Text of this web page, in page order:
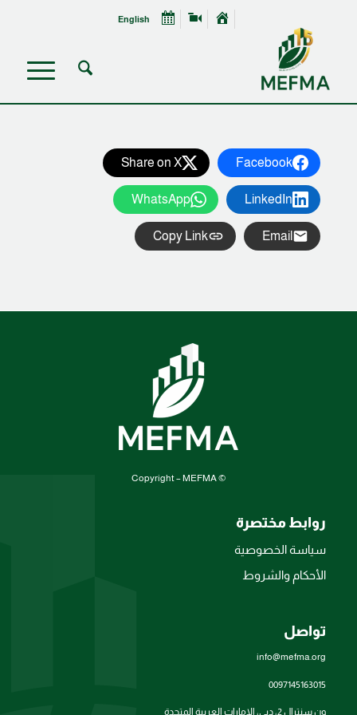
English
Facebook
Share on X
LinkedIn
WhatsApp
Email
Copy Link
© Copyright – MEFMA
روابط مختصرة
سياسة الخصوصية
الأحكام والشروط
تواصل
info@mefma.org
0097145163015
ون سنترال 2، دبي، الإمارات العربية المتحدة